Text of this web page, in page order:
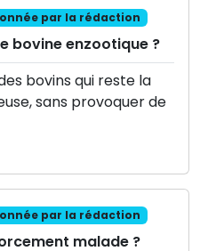
par la rédaction
bovine enzootique ?
bovins qui reste la
sans provoquer de
par la rédaction
malade ?